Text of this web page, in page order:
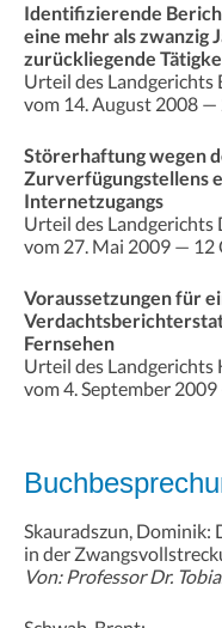
Identifizierende
eine mehr als zwanzig
zurückliegende
Urteil des Landgerichts
vom 14. August 2008
Störerhaftung wegen
Zurverfügungstellens
Internetzugangs
Urteil des Landgerichts
vom 27. Mai 2009 — 12
Voraussetzungen für
Fernsehen
Urteil des Landgerichts
vom 4. September
Skauradszun, Dominik:
in der
Von: Professor Dr.